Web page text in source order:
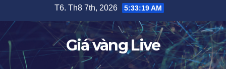
content
T6. Th8 7th, 2026 5:33:19 AM
Giá vàng Live